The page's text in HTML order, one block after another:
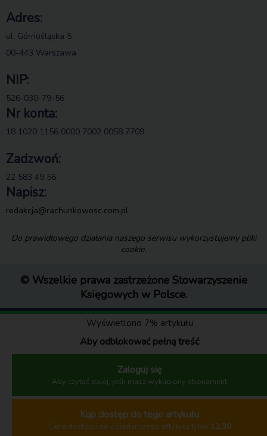
Wyświetlono 7% artykułu
Aby odblokować pełną treść
Zaloguj się
Aby czytać dalej, jeśli masz wykupiony abonament
Kup dostęp do tego artykułu
Cena dostępu do pojedynczego artykułu tylko 12,30
Adres:
ul. Górnośląska 5
00-443 Warszawa
NIP:
526-030-79-56
Nr konta:
18 1020 1156 0000 7002 0058 7709
Zadzwoń:
22 583 49 56
Napisz:
redakcja@rachunkowosc.com.pl
Do prawidłowego działania naszego serwisu wykorzystujemy pliki
cookie.
© Wszelkie prawa zastrzeżone Stowarzyszenie
Księgowych w Polsce.